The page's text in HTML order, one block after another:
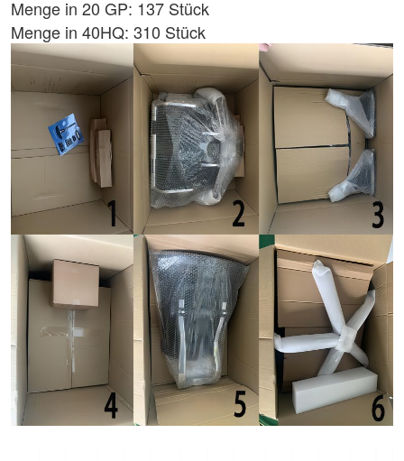
Menge in 20 GP: 137 Stück
Menge in 40HQ: 310 Stück